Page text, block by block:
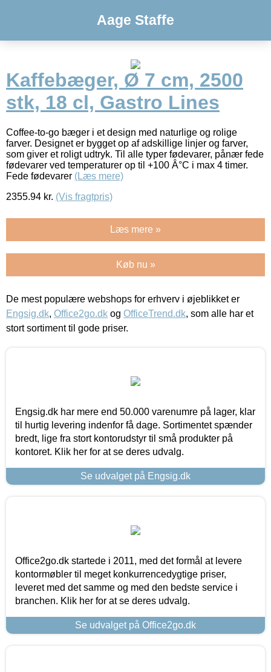
Aage Staffe
Kaffebæger, Ø 7 cm, 2500
stk, 18 cl, Gastro Lines
Coffee-to-go bæger i et design med naturlige og rolige
farver. Designet er bygget op af adskillige linjer og farver,
som giver et roligt udtryk. Til alle typer fødevarer, pånær fede
fødevarer ved temperaturer op til +100 Â°C i max 4 timer.
Fede fødevarer (Læs mere)
2355.94 kr. (Vis fragtpris)
Læs mere »
Køb nu »
De mest populære webshops for erhverv i øjeblikket er
Engsig.dk, Office2go.dk og OfficeTrend.dk, som alle har et
stort sortiment til gode priser.
Engsig.dk har mere end 50.000 varenumre på lager, klar
til hurtig levering indenfor få dage. Sortimentet spænder
bredt, lige fra stort kontorudstyr til små produkter på
kontoret. Klik her for at se deres udvalg.
Se udvalget på Engsig.dk
Office2go.dk startede i 2011, med det formål at levere
kontormøbler til meget konkurrencedygtige priser,
leveret med det samme og med den bedste service i
branchen. Klik her for at se deres udvalg.
Se udvalget på Office2go.dk